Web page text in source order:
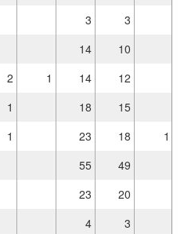
3
3
14
10
2 1 14
12
1 18
15
1 23 18
1
55
49
23
20
4
3